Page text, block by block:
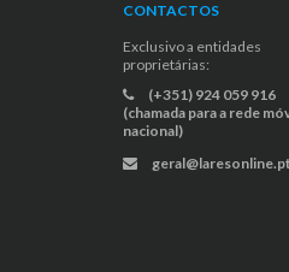
CONTACTOS
Exclusivo a entidades
proprietárias:
(+351) 924 059 916
(chamada para a rede
nacional)
geral@laresonline.pt